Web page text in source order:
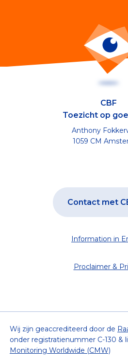
CBF
Toezicht op
Anthony
1059 CM
Contact met
Information in
Proclaimer &
Wij zijn geaccrediteerd door de
onder registratienummer C-130 &
Monitoring Worldwide (CMW)